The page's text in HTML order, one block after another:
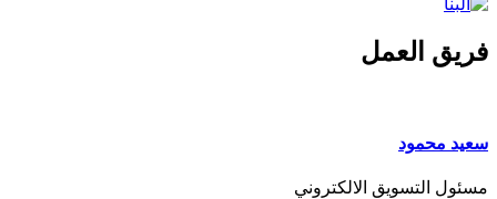
فريق العمل
سعيد محمود
مسئول التسويق الالكتروني